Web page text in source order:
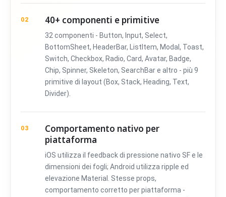
02 40+ componenti e primitive
32 componenti - Button, Input, Select,
BottomSheet, HeaderBar, ListItem, Modal, Toast,
Switch, Checkbox, Radio, Card, Avatar, Badge,
Chip, Spinner, Skeleton, SearchBar e altro - più 9
primitive di layout (Box, Stack, Heading, Text,
Divider).
03
Comportamento nativo per
piattaforma
iOS utilizza il feedback di pressione nativo SF e le
dimensioni dei fogli; Android utilizza ripple ed
elevazione Material. Stesse props,
comportamento corretto per piattaforma -